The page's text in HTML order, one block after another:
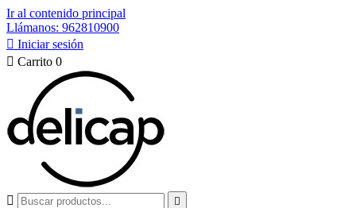
Ir al contenido principal
Llámanos: 962810900
 Iniciar sesión
 Carrito 0
 